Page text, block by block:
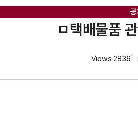
공
ㅁ택배물품
Views 2836 ｜